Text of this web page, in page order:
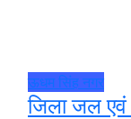
ऊधम सिंह नगर
जिला जल